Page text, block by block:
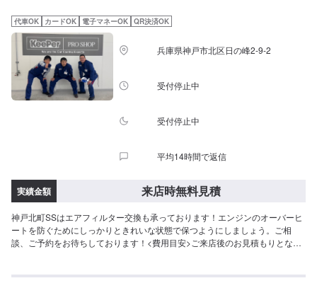
代車OK カードOK 電子マネーOK QR決済OK
兵庫県神戸市北区日の峰2-9-2
受付停止中
受付停止中
平均14時間で返信
実績金額 来店時無料見積
神戸北町SSはエアフィルター交換も承っております！エンジンのオーバーヒ
ートを防ぐためにしっかりときれいな状態で保つようにしましょう。ご相
談、ご予約をお待ちしております！<費用目安>ご来店後のお見積もりとなり